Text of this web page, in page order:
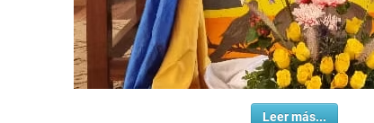
Leer más...